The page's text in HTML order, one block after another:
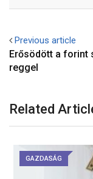
Previous article
Erősödött a forint
reggel
Related
GAZDASÁG